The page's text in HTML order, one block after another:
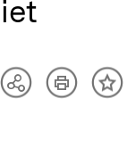
TeilenArtikel